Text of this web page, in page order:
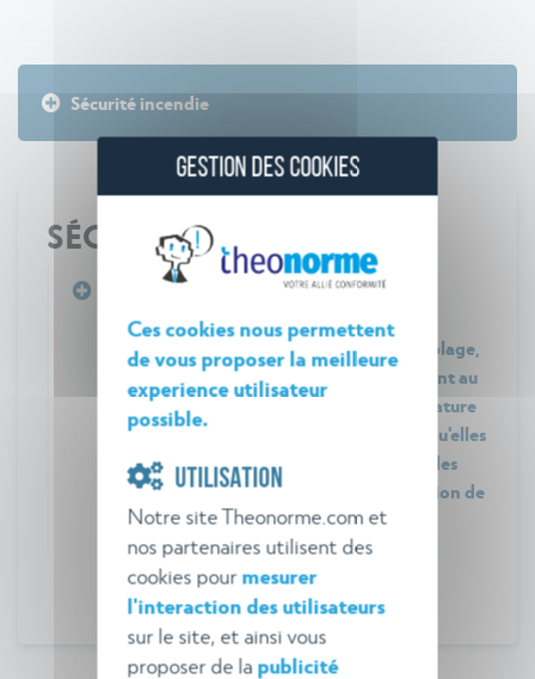
Sécurité incendie
SÉCURITÉ INCENDIE
Arrêté du 26 novembre 2012 relatif aux
prescriptions générales applicables aux
installations de broyage, concassage, criblage,
etc., relevant du régime de l'enregistrement au
titre de la rubrique n° 2515 de la nomenclature
des installations classées, y compris lorsqu'elles
relèvent également de l'une ou plusieurs des
rubriques n° 2516 ou 2517 pour la protection de
l'environnement
GESTION DES COOKIES
Ces cookies nous permettent
de vous proposer la meilleure
experience utilisateur
possible.
UTILISATION
Notre site Theonorme.com et
nos partenaires utilisent des
cookies pour mesurer
l'interaction des utilisateurs
sur le site, et ainsi vous
proposer de la publicité